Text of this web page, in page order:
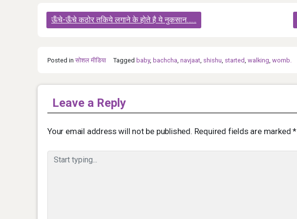
Post
navigation
ऊँचे-ऊँचे कठोर तकिये लगाने के होते है ये नुकसान……
Posted in सोशल मीडिया Tagged baby, bachcha navjaat shishu started walking womb.
Leave a Reply
Your email address will not be published. Required fields are marked*